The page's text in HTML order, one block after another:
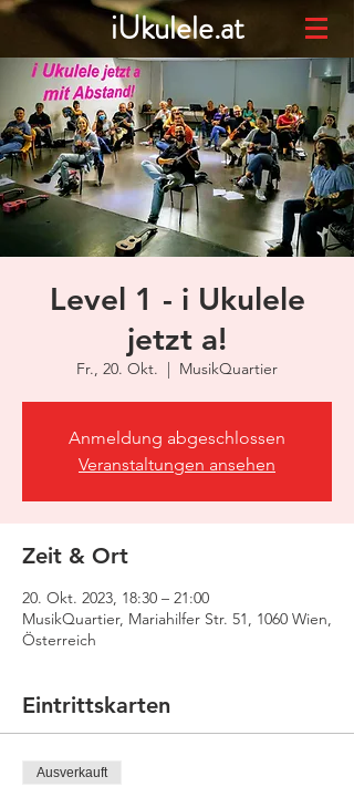
iUkulele.at
Level 1 - i Ukulele
jetzt a!
Fr., 20. Okt.
  |
MusikQuartier
Anmeldung abgeschlossen
Veranstaltungen ansehen
Zeit & Ort
20. Okt. 2023, 18:30 – 21:00
MusikQuartier, Mariahilfer Str. 51, 1060 Wien,
Österreich
Eintrittskarten
Ausverkauft